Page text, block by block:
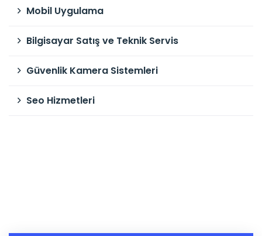
Mobil Uygulama
Bilgisayar Satış ve Teknik Servis
Güvenlik Kamera Sistemleri
Seo Hizmetleri